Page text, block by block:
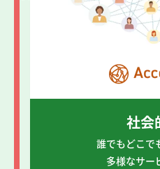
社会
誰でもどこで
多様なサー